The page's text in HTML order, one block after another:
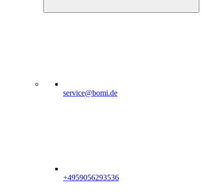
service@bomi.de
+4959056293536